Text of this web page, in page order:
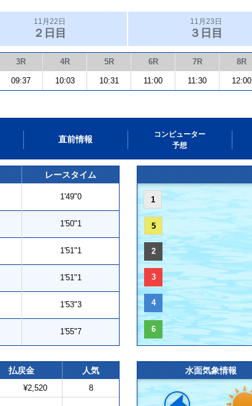
11月22日
２日目
11月23日
３日目
3R 4R 5R 6R 7R 8R
09:37 10:03 10:31 11:00 11:30 12:00
直前情報
コンピューター
予想
レースタイム
1'49"0
1'50"1
1'51"1
1'51"1
1'53"3
1'55"7
1
5
2
3
4
6
払戻金 人気
¥2,520 8
水面気象情報